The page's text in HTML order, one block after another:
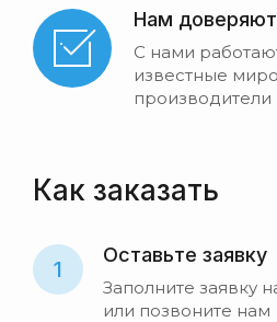
Нам доверяют
С нами
известные
производители
Как заказать
1
Оставьте заявку
Заполните заявку
или позвоните нам